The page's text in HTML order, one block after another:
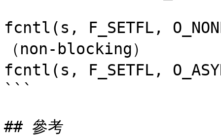
fcntl(s, F_SETFL,
（non-blocking）
fcntl(s, F_SETFL,
```
## 參考